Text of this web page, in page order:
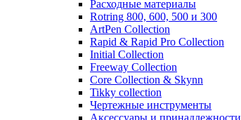
Расходные материалы
Rotring 800, 600, 500 и 300
ArtPen Collection
Rapid & Rapid Pro Collection
Initial Collection
Freeway Collection
Core Collection & Skynn
Tikky collection
Чертежные инструменты
Аксессуары и принадлежности